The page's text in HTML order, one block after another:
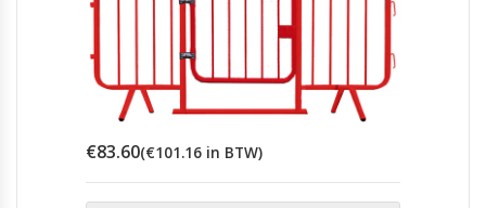
€83.60(€101.16 in BTW)